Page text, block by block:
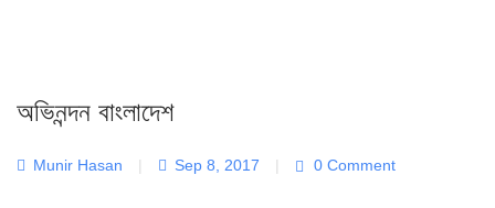
অভিনন্দন বাংলাদেশ
Munir Hasan | Sep 8, 2017 | 0 Comment